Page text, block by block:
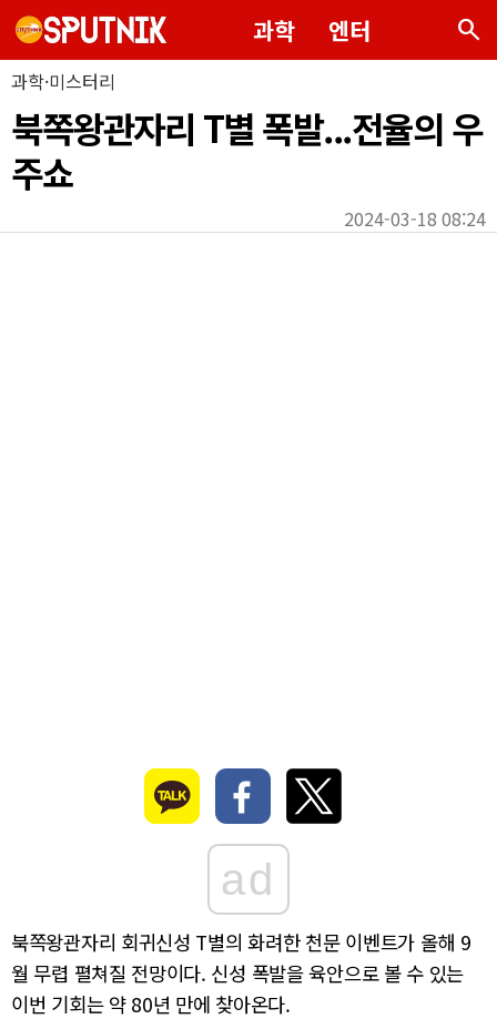
과학 엔터 search
과학·미스터리
북쪽왕관자리 T별 폭발...전율의 우
주쇼
2024-03-18 08:24
ad
북쪽왕관자리 회귀신성 T별의 화려한 천문 이벤트가 올해 9
월 무렵 펼쳐질 전망이다. 신성 폭발을 육안으로 볼 수 있는
이번 기회는 약 80년 만에 찾아온다.